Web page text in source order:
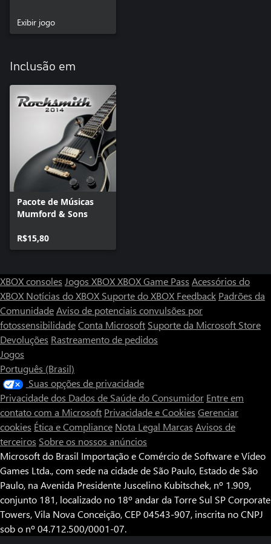
Exibir jogo
Inclusão em
Pacote de Músicas
Mumford & Sons
R$15,80
XBOX consoles Jogos XBOXXBOX Game Pass Acessórios do
XBOX Notícias do XBOX Suporte do XBOX Feedback Padrões da
ComunidadeAviso de potenciais convulsões por
fotossensibilidadeConta Microsoft Suporte da Microsoft Store
Devoluções Rastreamento de pedidos
Jogos
Português (Brasil)
Suas opções de privacidade
Privacidade dos Dados de Saúde do Consumidor Entre em
contato com a Microsoft Privacidade e Cookies Gerenciar
cookies Ética e Compliance Nota Legal Marcas Avisos de
terceiros Sobre os nossos anúncios
Microsoft do Brasil Importação e Comércio de Software e Vídeo
Games Ltda., com sede na cidade de São Paulo, Estado de São
Paulo, na Avenida Presidente Juscelino Kubitschek, nº 1.909,
conjunto 181, localizado no 18º andar da Torre Sul SP Corporate
Towers, Vila Nova Conceição, CEP 04543-907, inscrita no CNPJ
sob o nº 04.712.500/0001-07.